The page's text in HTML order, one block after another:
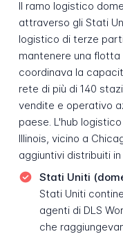
Il ramo logistico
attraverso gli Stati
logistico di terze
mantenere una flotta
coordinava la
rete di più di 140
vendite e operativo
paese. L'hub
Illinois, vicino a
aggiuntivi distribuiti
Stati Uniti
Stati Uniti
agenti di DLS
che